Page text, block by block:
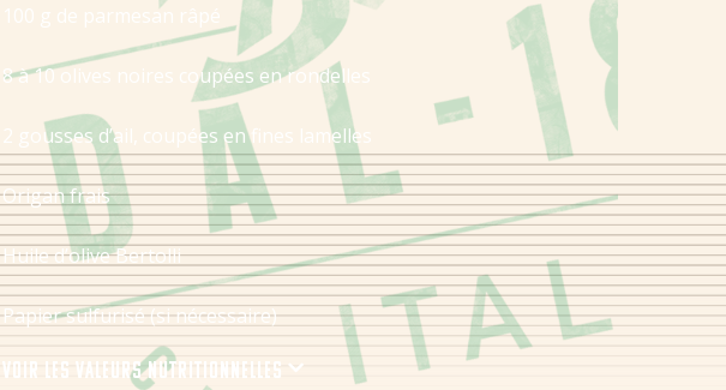
100 g de parmesan râpé
8 à 10 olives noires coupées en rondelles
2 gousses d’ail, coupées en fines lamelles
Origan frais
Huile d’olive Bertolli
Papier sulfurisé (si nécessaire)
Voir les valeurs nutritionnelles